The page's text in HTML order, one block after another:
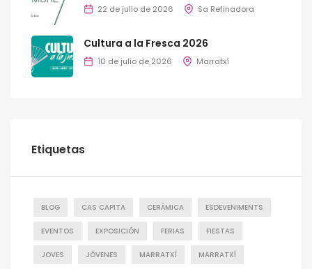
22 de julio de 2026 Sa Refinadora
Cultura a la Fresca 2026
10 de julio de 2026 Marratxí
Etiquetas
BLOG CAS CAPITA CERÁMICA ESDEVENIMENTS
EVENTOS EXPOSICIÓN FERIAS FIESTAS
JOVES JÓVENES MARRATXÍ MARRATXÍ